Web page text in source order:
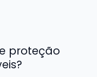
proteção